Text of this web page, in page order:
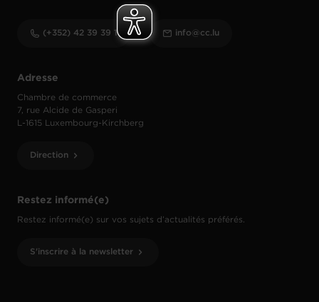
Restez informé(e)
Restez informé(e) sur vos sujets d’actualités préférés.
S'inscrire à la newsletter
Adresse
Chambre de commerce
7, rue Alcide de Gasperi
L-1615 Luxembourg-Kirchberg
Direction
(+352) 42 39 39 1 info@cc.lu